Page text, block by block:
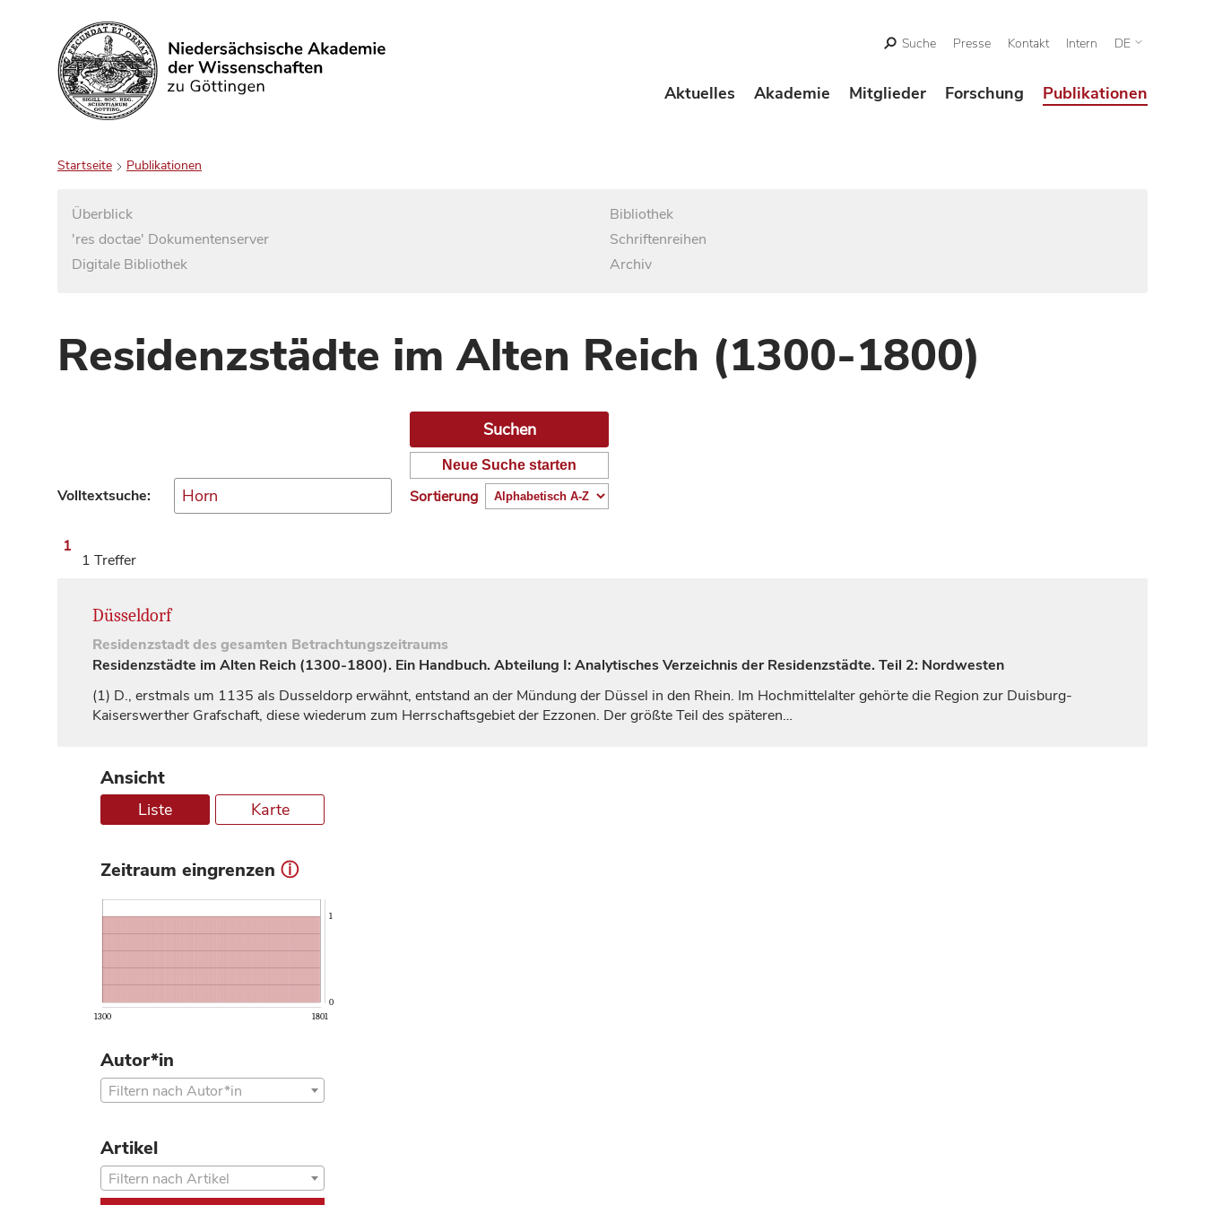
Suchen
Suche Presse Kontakt Intern DE
Aktuelles Akademie Mitglieder Forschung Publikationen
Startseite Publikationen
Überblick
'res doctae' Dokumentenserver
Digitale Bibliothek
Bibliothek
Schriftenreihen
Archiv
Residenzstädte im Alten Reich (1300-1800)
Volltextsuche:
Neue Suche starten
Sortierung
1
1 Treffer
Düsseldorf
Residenzstadtdes gesamten Betrachtungszeitraums
Residenzstädte im Alten Reich (1300-1800). Ein Handbuch. Abteilung I: Analytisches Verzeichnis der Residenzstädte. Teil 2: Nordwesten
(1) D., erstmals um 1135 als Dusseldorperwähnt, entstand an der Mündung der Düssel in den Rhein. Im Hochmittelalter gehörte die Region zur Duisburg-
Kaiserswerther Grafschaft, diese wiederum zum Herrschaftsgebiet der Ezzonen. Der größte Teil des späteren…
Ansicht
Liste Karte
Zeitraum eingrenzen ⓘ
1300 1801
0
1
Autor*in
Filtern nach Autor*in
Artikel
Filtern nach Artikel